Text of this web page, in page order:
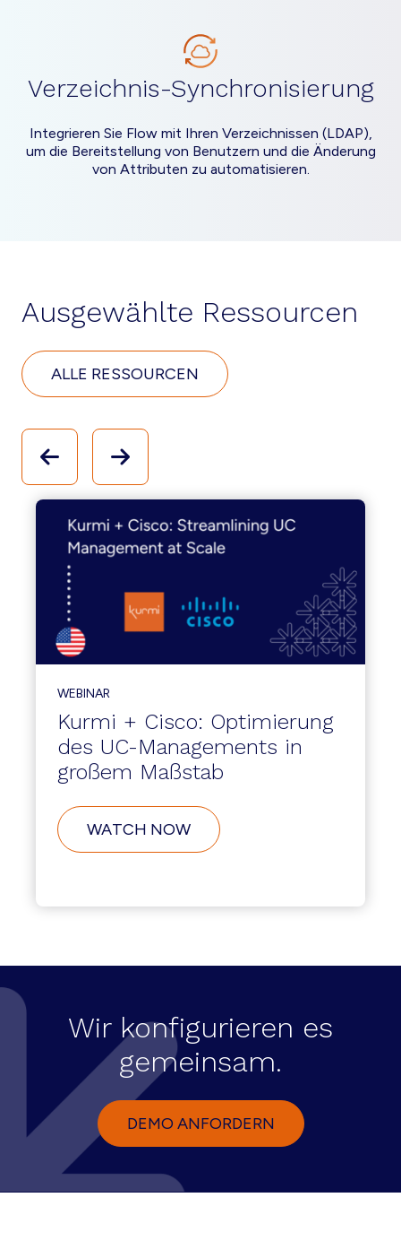
Verzeichnis-Synchronisierung
Integrieren Sie Flow mit Ihren Verzeichnissen (LDAP),
um die Bereitstellung von Benutzern und die Änderung
von Attributen zu automatisieren.
Ausgewählte Ressourcen
ALLE RESSOURCEN
WEBINAR
Kurmi + Cisco: Optimierung
des UC-Managements in
großem Maßstab
WATCH NOW
Wir konfigurieren es
gemeinsam.
DEMO ANFORDERN